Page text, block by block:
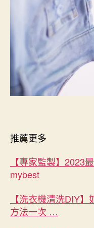
推薦更多
【專家監製】2023
mybest
【洗衣機清洗DIY
方法一次 …